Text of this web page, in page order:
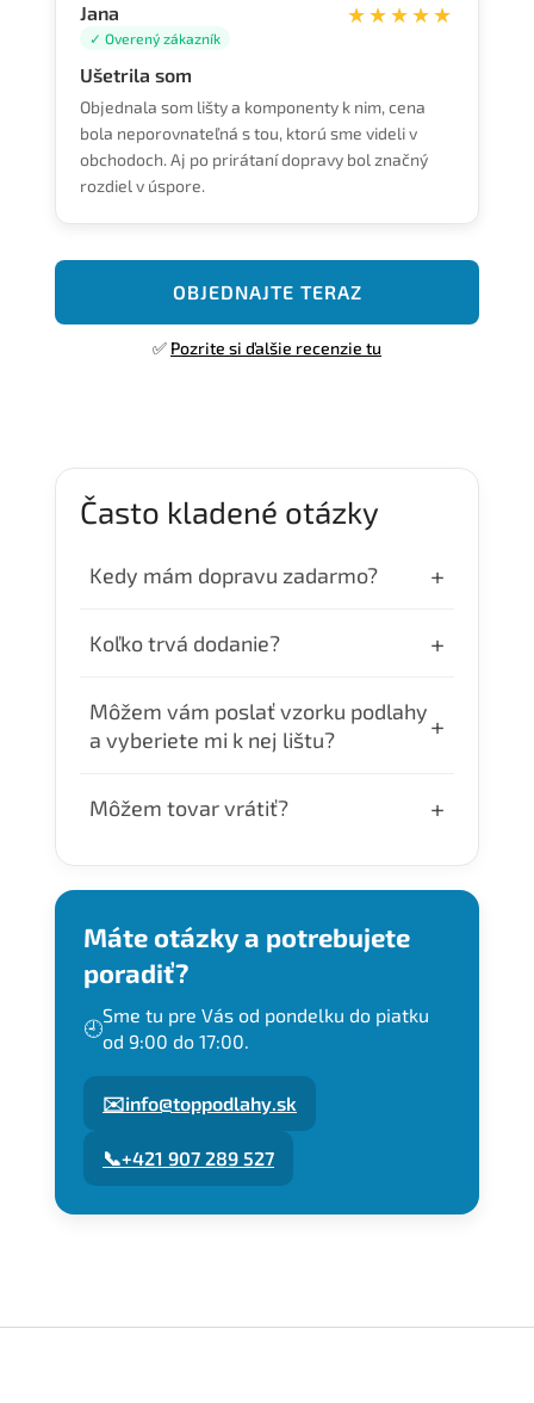
Jana
✓ Overený zákazník
★★★★★
Ušetrila som
Objednala som lišty a komponenty k nim, cena
bola neporovnateľná s tou, ktorú sme videli v
obchodoch. Aj po prirátaní dopravy bol značný
rozdiel v úspore.
OBJEDNAJTE TERAZ
✅ Pozrite si ďalšie recenzie tu
Často kladené otázky
Kedy mám dopravu zadarmo? +
Dopravu zdarma máte pri objednávke nad
Koľko trvá dodanie? +
Objednávky uhradené do 10:00 odosielame
ešte v ten deň. Doručenie je v pracovné 24–
48 hodín.
Môžem vám poslať vzorku podlahy
a vyberiete mi k nej lištu?
+
Áno. Ak nám pošlete vzorku Vašej podlahy,
Môžem tovar vrátiť? +
Tovar môžete vrátiť do 14 dní od dňa kedy
Vám ho doniesol kuriér. Tovar je treba
Vám pri žiadosti o vrátenie zašleme
mailom.
Máte otázky a potrebujete
poradiť?
🕘
Sme tu pre Vás od pondelku do piatku
od 9:00 do 17:00.
✉️info@toppodlahy.sk
📞+421 907 289 527